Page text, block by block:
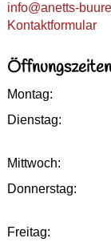
info@anetts-
Kontaktformular
Öffnungszeiten
Montag:
Dienstag:
Mittwoch:
Donnerstag:
Freitag: